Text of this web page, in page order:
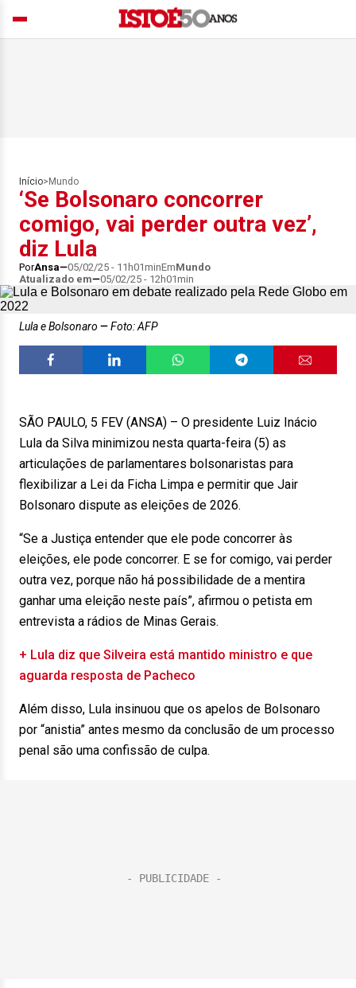
Início> Mundo
‘Se Bolsonaro concorrer
comigo, vai perder outra vez’,
diz Lula
PorAnsa 05/02/25 - 11h01minEmMundo
Atualizado em
05/02/25 - 12h01min
Lula e Bolsonaro Foto: AFP
SÃO PAULO, 5 FEV (ANSA) – O presidente Luiz Inácio
Lula da Silva minimizou nesta quarta-feira (5) as
articulações de parlamentares bolsonaristas para
flexibilizar a Lei da Ficha Limpa e permitir que Jair
Bolsonaro dispute as eleições de 2026.
“Se a Justiça entender que ele pode concorrer às
eleições, ele pode concorrer. E se for comigo, vai perder
outra vez, porque não há possibilidade de a mentira
ganhar uma eleição neste país”, afirmou o petista em
entrevista a rádios de Minas Gerais.
+ Lula diz que Silveira está mantido ministro e que
aguarda resposta de Pacheco
Além disso, Lula insinuou que os apelos de Bolsonaro
por “anistia” antes mesmo da conclusão de um processo
penal são uma confissão de culpa.